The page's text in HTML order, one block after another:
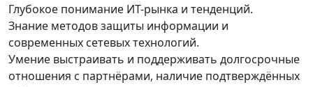
Глубокое понимание ИТ-рынка и тенденций.
Знание методов защиты информации и
современных сетевых технологий.
Умение выстраивать и поддерживать долгосрочные
отношения с партнёрами, наличие подтверждённых